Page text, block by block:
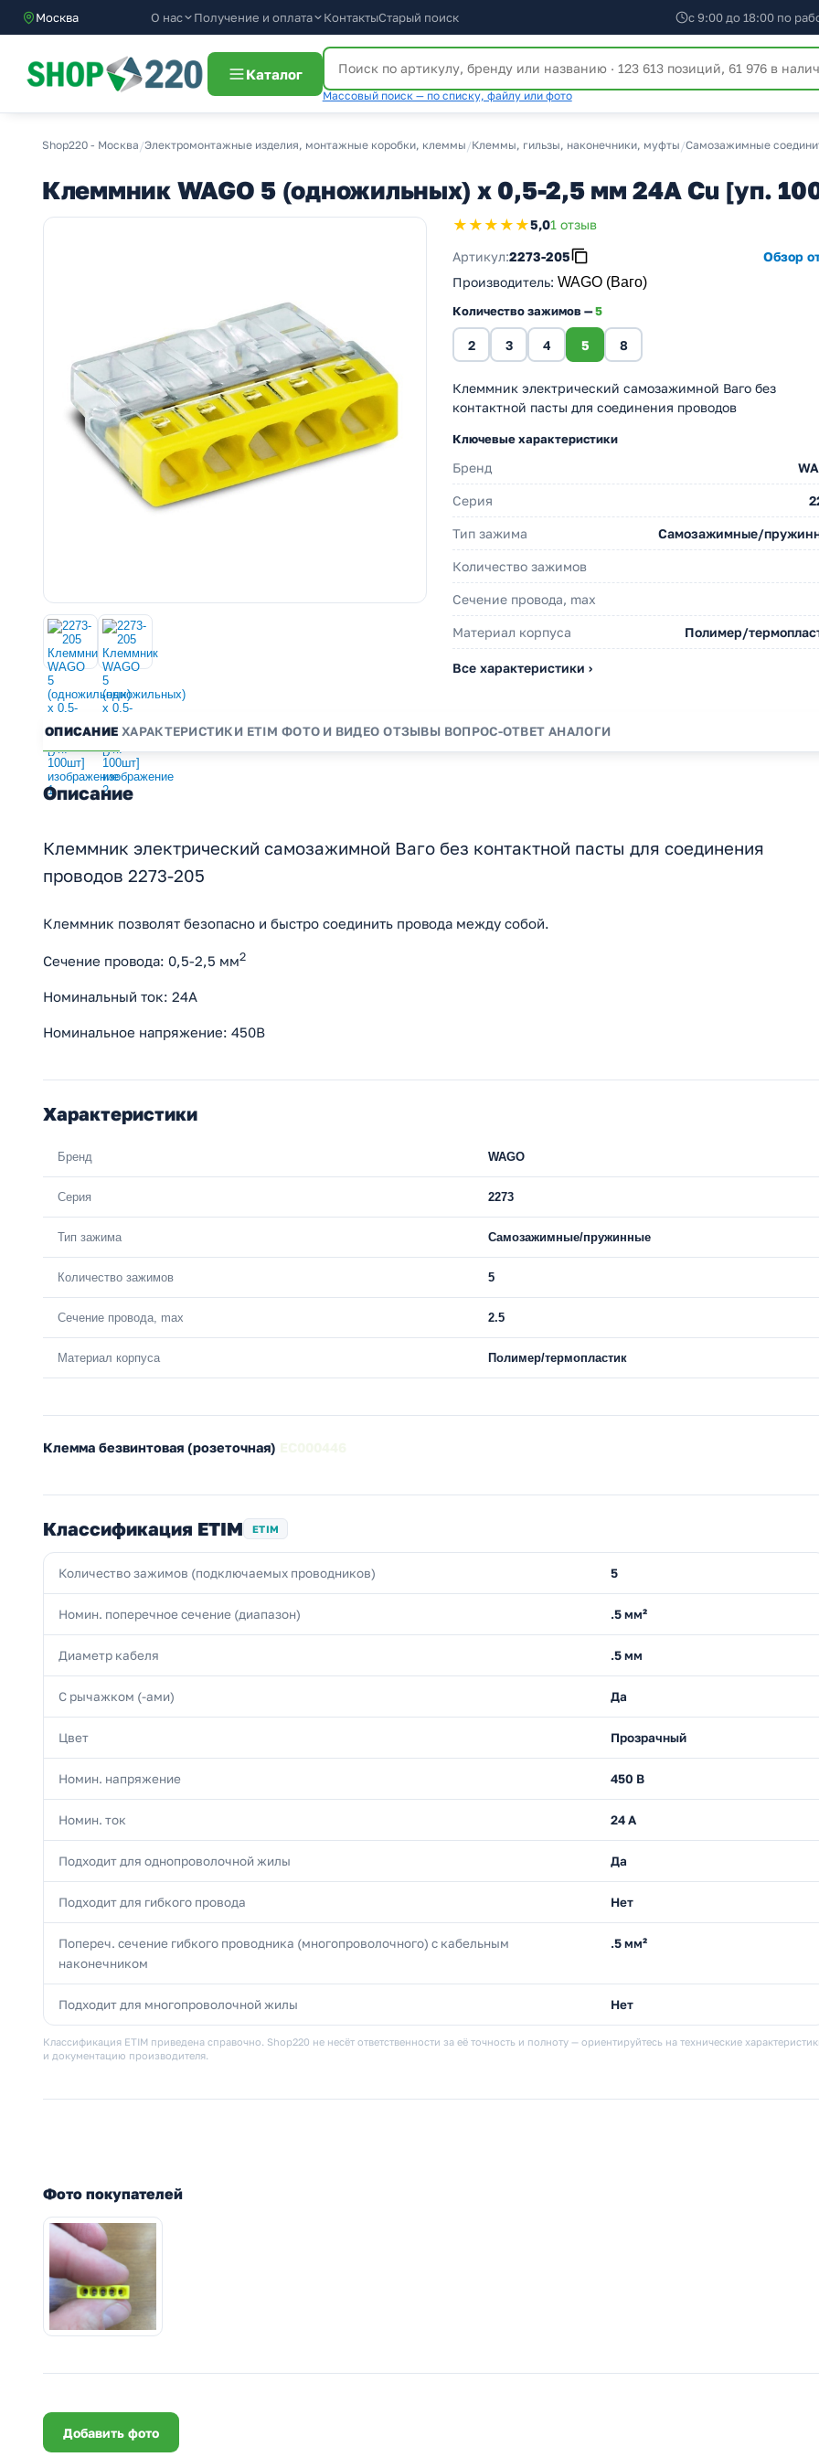
Москва О нас Получение и оплата КонтактыСтарый поиск с 9:00 до 18:00 по
Каталог
Массовый поиск — по списку, файлу или фото
Shop220 - Москва /Электромонтажные изделия, монтажные коробки, клеммы /Клеммы, гильзы, наконечники, муфты /Самозажимные
Клеммник WAGO 5 (одножильных) х 0,5-2,5 мм 24A Cu [уп.
★★★★★5,01 отзыв
Артикул:2273-205
Обзор
Производитель: WAGO (Ваго)
Количество зажимов —5
2 3 4 5 8
Клеммник электрический самозажимной Ваго без
контактной пасты для соединения проводов
Ключевые характеристики
Бренд
Серия
Тип зажима Самозажимные/
Количество зажимов
Сечение провода, max
Материал корпуса Полимер/
Все характеристики ›
ОПИСАНИЕ ХАРАКТЕРИСТИКИ ETIM ФОТО И ВИДЕО ОТЗЫВЫ ВОПРОС-ОТВЕТ АНАЛОГИ
Описание
Клеммник электрический самозажимной Ваго без контактной пасты для соединения
проводов 2273-205
Клеммник позволят безопасно и быстро соединить провода между собой.
Сечение провода: 0,5-2,5 мм2
Номинальный ток: 24А
Номинальное напряжение: 450В
Характеристики
Бренд WAGO
Серия 2273
Тип зажима Самозажимные/пружинные
Количество зажимов 5
Сечение провода, max 2.5
Материал корпуса Полимер/термопластик
Клемма безвинтовая (розеточная)
Классификация ETIM ETIM
Количество зажимов (подключаемых проводников) 5
Номин. поперечное сечение (диапазон) .5 мм²
Диаметр кабеля .5 мм
С рычажком (-ами) Да
Цвет Прозрачный
Номин. напряжение 450 В
Номин. ток 24 А
Подходит для однопроволочной жилы Да
Подходит для гибкого провода Нет
Попереч. сечение гибкого проводника (многопроволочного) с кабельным
наконечником
.5 мм²
Подходит для многопроволочной жилы Нет
Классификация ETIM приведена справочно. Shop220 не несёт ответственности за её точность и полноту — ориентируйтесь на технические
и документацию производителя.
Фото покупателей
Добавить фото